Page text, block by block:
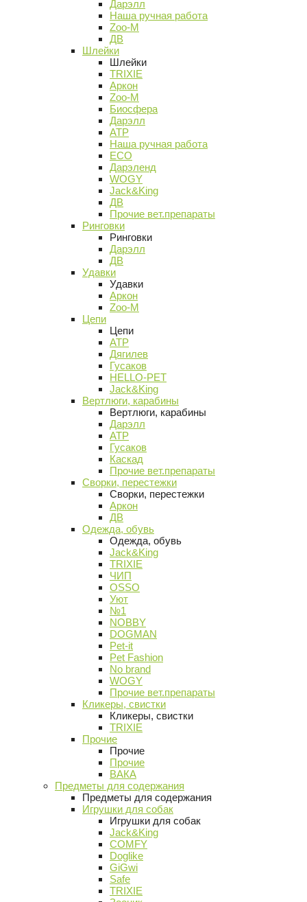
Дарэлл
Наша ручная работа
Zoo-M
ДВ
Шлейки
Шлейки
TRIXIE
Аркон
Zoo-M
Биосфера
Дарэлл
АТР
Наша ручная работа
ECO
Дарэленд
WOGY
Jack&King
ДВ
Прочие вет.препараты
Ринговки
Ринговки
Дарэлл
ДВ
Удавки
Удавки
Аркон
Zoo-M
Цепи
Цепи
АТР
Дягилев
Гусаков
HELLO-PET
Jack&King
Вертлюги, карабины
Вертлюги, карабины
Дарэлл
АТР
Гусаков
Каскад
Прочие вет.препараты
Сворки, перестежки
Сворки, перестежки
Аркон
ДВ
Одежда, обувь
Одежда, обувь
Jack&King
TRIXIE
ЧИП
OSSO
Уют
№1
NOBBY
DOGMAN
Pet-it
Pet Fashion
No brand
WOGY
Прочие вет.препараты
Кликеры, свистки
Кликеры, свистки
TRIXIE
Прочие
Прочие
Прочие
ВАКА
Предметы для содержания
Предметы для содержания
Игрушки для собак
Игрушки для собак
Jack&King
COMFY
Doglike
GiGwi
Safe
TRIXIE